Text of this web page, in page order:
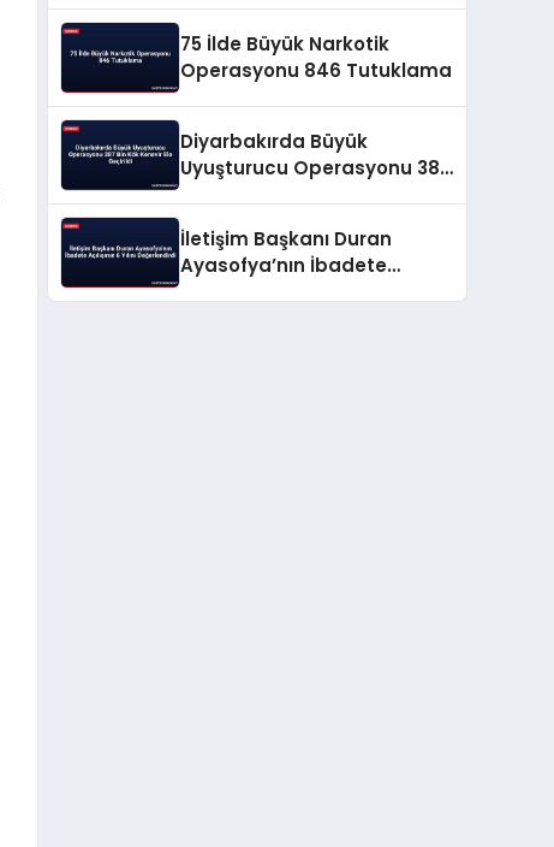
75 İlde Büyük Narkotik
Operasyonu 846 Tutuklama
Diyarbakırda Büyük
Uyuşturucu Operasyonu 387
İletişim Başkanı Duran
Ayasofya’nın İbadete